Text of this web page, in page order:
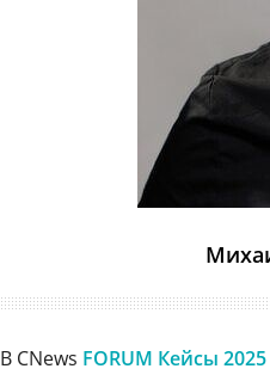
В CNews FORUM Кейсы 2025